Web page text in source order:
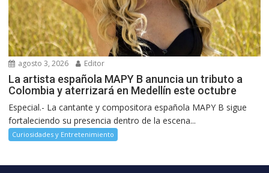
agosto 3, 2026 Editor
La artista española MAPY B anuncia un tributo a
Colombia y aterrizará en Medellín este octubre
Especial.- La cantante y compositora española MAPY B sigue
fortaleciendo su presencia dentro de la escena...
Curiosidades y Entretenimiento